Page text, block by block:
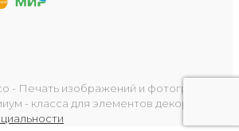
- Печать изображений и фотографий
- класса для элементов декора.